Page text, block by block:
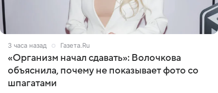
3 часа назад Газета.Ru
«Организм начал сдавать»: Волочкова
объяснила, почему не показывает фото со
шпагатами